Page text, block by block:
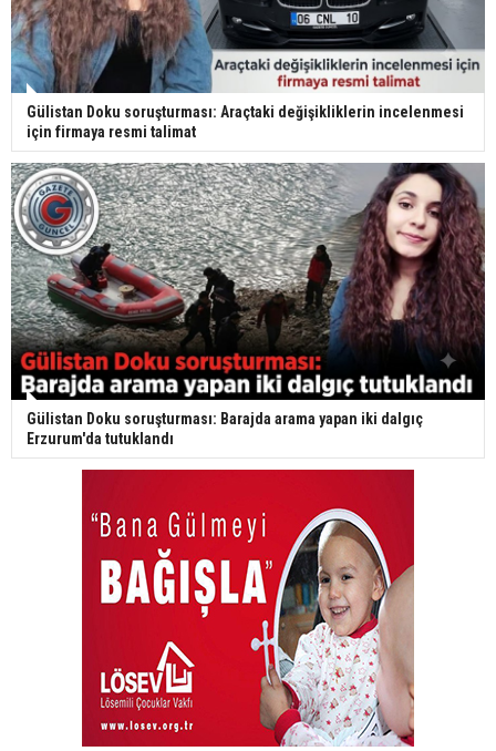
Gülistan Doku soruşturması: Araçtaki değişikliklerin incelenmesi
için firmaya resmi talimat
Gülistan Doku soruşturması: Barajda arama yapan iki dalgıç
Erzurum'da tutuklandı